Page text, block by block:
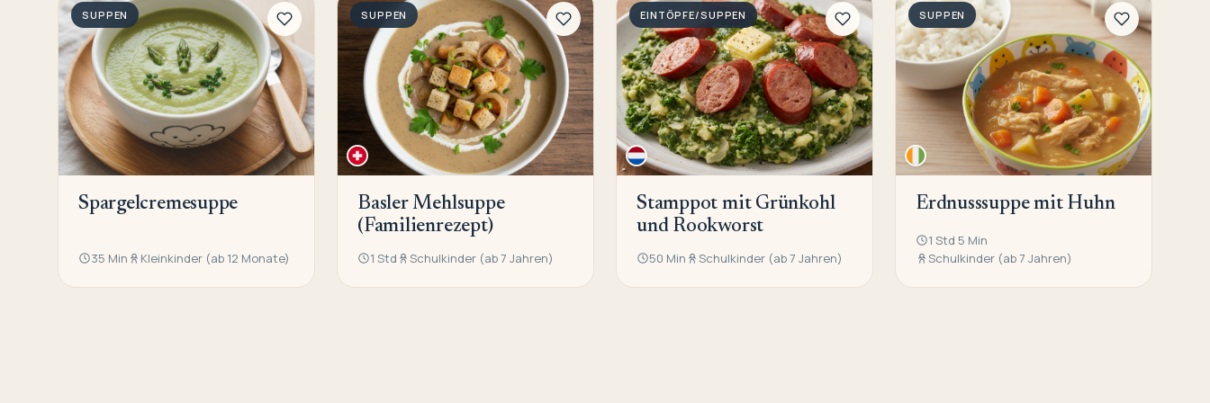
SUPPEN
Spargelcremesuppe
35 Min Kleinkinder (ab 12 Monate)
SUPPEN
Basler Mehlsuppe
(Familienrezept)
1 Std Schulkinder (ab 7 Jahren)
EINTÖPFE/SUPPEN
Stamppot mit Grünkohl
und Rookworst
50 Min Schulkinder (ab 7 Jahren)
SUPPEN
Erdnusssuppe mit Huhn
1 Std 5 Min
Schulkinder (ab 7 Jahren)